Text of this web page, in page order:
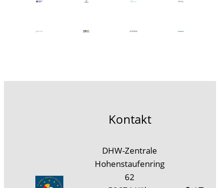
Kontakt
DHW-Zentrale
Hohenstaufenring
62